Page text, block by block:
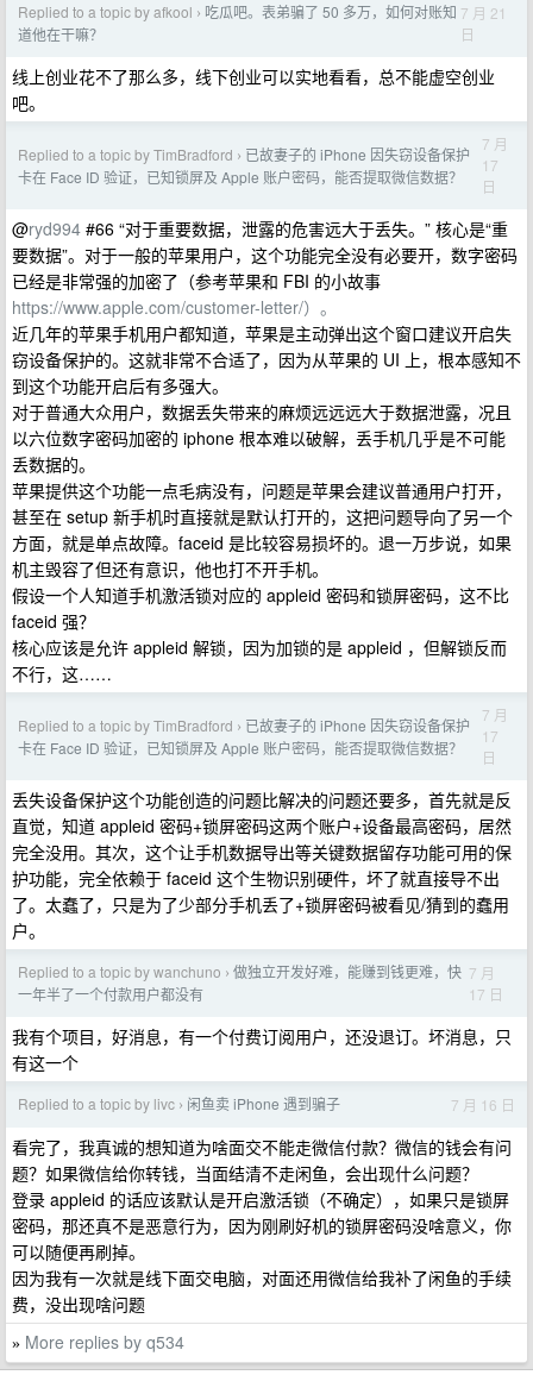
Replied to a topic by afkool › 吃瓜吧。表弟骗了 50 多万，如何对账知
道他在干嘛？
7 月 21
日
线上创业花不了那么多，线下创业可以实地看看，总不能虚空创业
吧。
Replied to a topic by TimBradford › 已故妻子的 iPhone 因失窃设备保护
卡在 Face ID 验证，已知锁屏及 Apple 账户密码，能否提取微信数据？
7 月
17
日
@ryd994 #66 “对于重要数据，泄露的危害远大于丢失。” 核心是“重
要数据”。对于一般的苹果用户，这个功能完全没有必要开，数字密码
已经是非常强的加密了（参考苹果和 FBI 的小故事
https://www.apple.com/customer-letter/）。
近几年的苹果手机用户都知道，苹果是主动弹出这个窗口建议开启失
窃设备保护的。这就非常不合适了，因为从苹果的 UI 上，根本感知不
到这个功能开启后有多强大。
对于普通大众用户，数据丢失带来的麻烦远远远大于数据泄露，况且
以六位数字密码加密的 iphone 根本难以破解，丢手机几乎是不可能
丢数据的。
苹果提供这个功能一点毛病没有，问题是苹果会建议普通用户打开，
甚至在 setup 新手机时直接就是默认打开的，这把问题导向了另一个
方面，就是单点故障。faceid 是比较容易损坏的。退一万步说，如果
机主毁容了但还有意识，他也打不开手机。
假设一个人知道手机激活锁对应的 appleid 密码和锁屏密码，这不比
faceid 强？
核心应该是允许 appleid 解锁，因为加锁的是 appleid ，但解锁反而
不行，这……
Replied to a topic by TimBradford › 已故妻子的 iPhone 因失窃设备保护
卡在 Face ID 验证，已知锁屏及 Apple 账户密码，能否提取微信数据？
7 月
17
日
丢失设备保护这个功能创造的问题比解决的问题还要多，首先就是反
直觉，知道 appleid 密码+锁屏密码这两个账户+设备最高密码，居然
完全没用。其次，这个让手机数据导出等关键数据留存功能可用的保
护功能，完全依赖于 faceid 这个生物识别硬件，坏了就直接导不出
了。太蠢了，只是为了少部分手机丢了+锁屏密码被看见/猜到的蠢用
户。
Replied to a topic by wanchuno › 做独立开发好难，能赚到钱更难，快
一年半了一个付款用户都没有
7 月
17 日
我有个项目，好消息，有一个付费订阅用户，还没退订。坏消息，只
有这一个
Replied to a topic by livc › 闲鱼卖 iPhone 遇到骗子 7 月 16 日
看完了，我真诚的想知道为啥面交不能走微信付款？微信的钱会有问
题？如果微信给你转钱，当面结清不走闲鱼，会出现什么问题？
登录 appleid 的话应该默认是开启激活锁（不确定），如果只是锁屏
密码，那还真不是恶意行为，因为刚刷好机的锁屏密码没啥意义，你
可以随便再刷掉。
因为我有一次就是线下面交电脑，对面还用微信给我补了闲鱼的手续
费，没出现啥问题
» More replies by q534